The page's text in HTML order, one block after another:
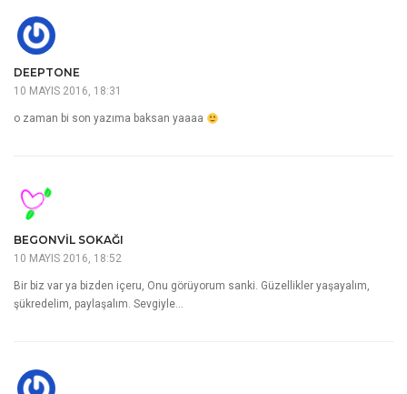
DEEPTONE
10 MAYIS 2016, 18:31
o zaman bi son yazıma baksan yaaaa
BEGONVIL SOKAĞI
10 MAYIS 2016, 18:52
Bir biz var ya bizden içeru, Onu görüyorum sanki. Güzellikler yaşayalım,
şükredelim, paylaşalım. Sevgiyle…